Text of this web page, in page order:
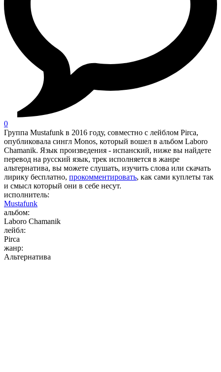
0
Группа Mustafunk в 2016 году, совместно с лейблом Pirca,
опубликовала сингл Monos, который вошел в альбом Laboro
Chamanik. Язык произведения - испанский, ниже вы найдете
перевод на русский язык, трек исполняется в жанре
альтернатива, вы можете слушать, изучить слова или скачать
лирику бесплатно, прокомментировать, как сами куплеты так
и смысл который они в себе несут.
исполнитель:
Mustafunk
альбом:
Laboro Chamanik
лейбл:
Pirca
жанр:
Альтернатива